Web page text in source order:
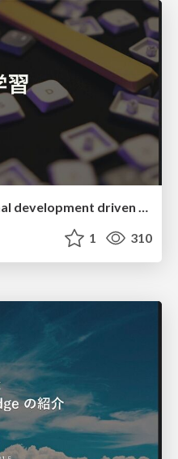
個人開発駆動学習 / personal development driven learning
1 310